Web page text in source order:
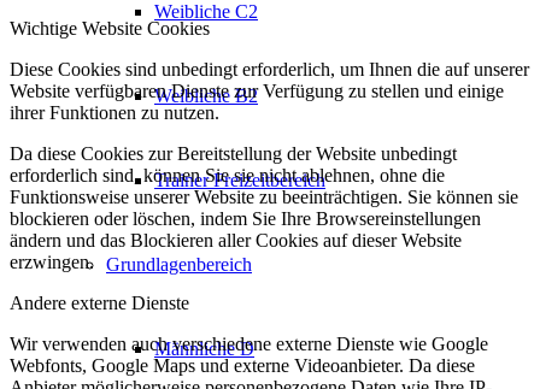
Weibliche C2
Weibliche B2
Trainer Freizeitbereich
Grundlagenbereich
Männliche D
Wichtige Website Cookies
Diese Cookies sind unbedingt erforderlich, um Ihnen die auf unserer
Website verfügbaren Dienste zur Verfügung zu stellen und einige
ihrer Funktionen zu nutzen.
Da diese Cookies zur Bereitstellung der Website unbedingt
erforderlich sind, können Sie sie nicht ablehnen, ohne die
Funktionsweise unserer Website zu beeinträchtigen. Sie können sie
blockieren oder löschen, indem Sie Ihre Browsereinstellungen
ändern und das Blockieren aller Cookies auf dieser Website
erzwingen.
Andere externe Dienste
Wir verwenden auch verschiedene externe Dienste wie Google
Webfonts, Google Maps und externe Videoanbieter. Da diese